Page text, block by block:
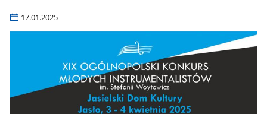
17.01.2025